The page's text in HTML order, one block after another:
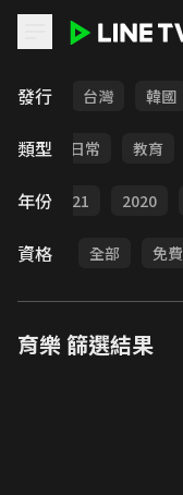
發行
全部 台灣 韓國
類型
卡通 日常 教育
年份 2021 2020
資格 全部 免費
育樂篩選結果